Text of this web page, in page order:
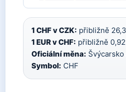
1 CHF v CZK: přibližně
1 EUR v CHF: přibližně
Oficiální měna: Švýcarsko
Symbol: CHF